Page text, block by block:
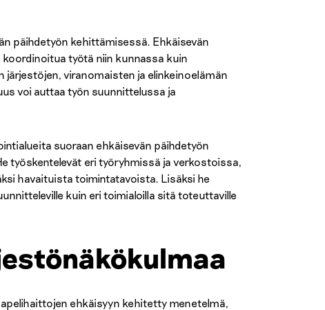
päihdetyön kehittämisessä. Ehkäisevän
työtä niin kunnassa kuin
viranomaisten ja elinkeinoelämän
voi auttaa työn suunnittelussa ja
suoraan ehkäisevän päihdetyön
työskentelevät eri työryhmissä ja verkostoissa,
havaituista toimintatavoista. Lisäksi he
kuin eri toimialoilla sitä toteuttaville
ehkäisyyn kehitetty menetelmä,